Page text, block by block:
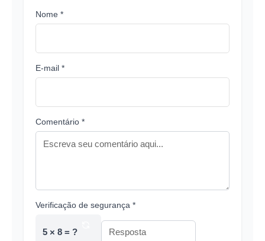
Nome *
E-mail *
Comentário *
Verificação de segurança *
5 × 8 = ?